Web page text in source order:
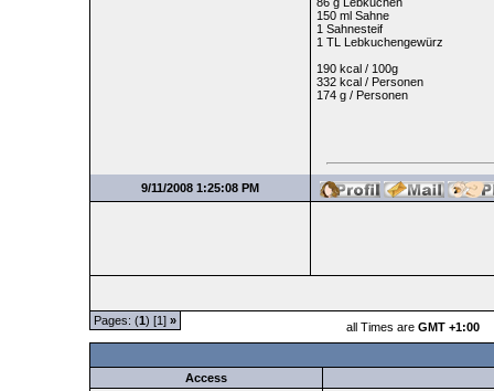
150 ml Sahne
1 Sahnesteif
1 TL Lebkuchengewürz
190 kcal / 100g
332 kcal / Personen
174 g / Personen
9/11/2008 1:25:08 PM
Pages: (1) [1] » all Times are GMT +1:00
Access